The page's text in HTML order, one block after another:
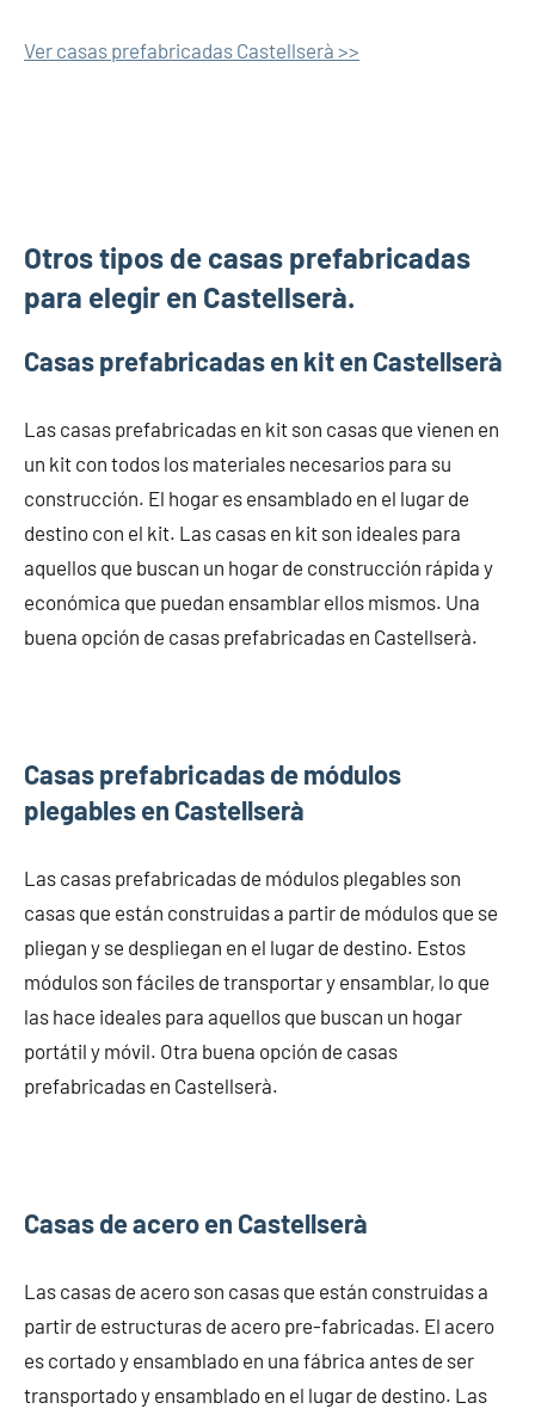
Ver casas prefabricadas Castellserà >>
Otros tipos de casas prefabricadas
para elegir en Castellserà.
Casas prefabricadas en kit en Castellserà
Las casas prefabricadas en kit son casas que vienen en
un kit con todos los materiales necesarios para su
construcción. El hogar es ensamblado en el lugar de
destino con el kit. Las casas en kit son ideales para
aquellos que buscan un hogar de construcción rápida y
económica que puedan ensamblar ellos mismos. Una
buena opción de casas prefabricadas en Castellserà.
Casas prefabricadas de módulos
plegables en Castellserà
Las casas prefabricadas de módulos plegables son
casas que están construidas a partir de módulos que se
pliegan y se despliegan en el lugar de destino. Estos
módulos son fáciles de transportar y ensamblar, lo que
las hace ideales para aquellos que buscan un hogar
portátil y móvil. Otra buena opción de casas
prefabricadas en Castellserà.
Casas de acero en Castellserà
Las casas de acero son casas que están construidas a
partir de estructuras de acero pre-fabricadas. El acero
es cortado y ensamblado en una fábrica antes de ser
transportado y ensamblado en el lugar de destino. Las